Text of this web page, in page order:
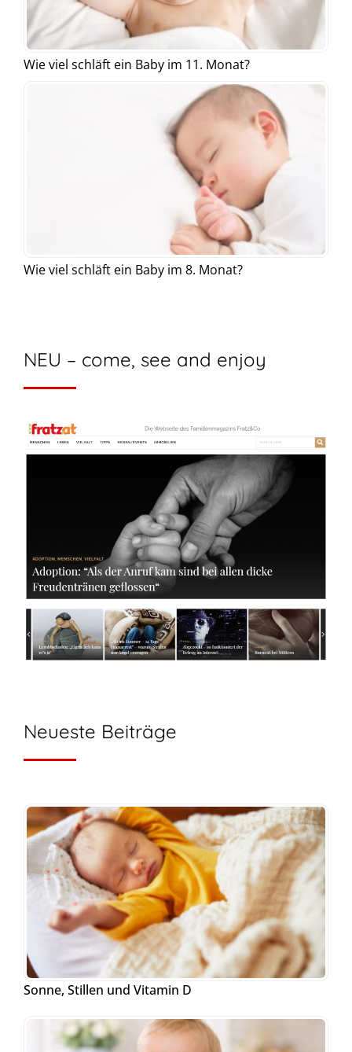
Wie viel schläft ein Baby im 11. Monat?
Wie viel schläft ein Baby im 8. Monat?
NEU – come, see and enjoy
Neueste Beiträge
Sonne, Stillen und Vitamin D